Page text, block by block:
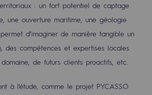
: Enjeux et opportunités
que la méthanisation ?
: un fort potentiel de captage
une ouverture maritime, une géologie
d’imaginer de manière tangible un
des compétences et expertises locales
de futurs clients proactifs, etc.
à l'étude, comme le projet PYCASSO